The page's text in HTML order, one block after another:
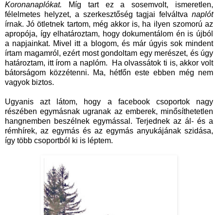
Koronanaplókat. Míg tart ez a sosemvolt, ismeretlen,
félelmetes helyzet, a szerkesztőség tagjai felváltva naplót
írnak. Jó ötletnek tartom, még akkor is, ha ilyen szomorú az
apropója, így elhatároztam, hogy dokumentálom én is újból
a napjainkat. Mivel itt a blogom, és már úgyis sok mindent
írtam magamról, ezért most gondoltam egy merészet, és úgy
határoztam, itt írom a naplóm. Ha olvassátok ti is, akkor volt
bátorságom közzétenni. Ma, hétfőn este ebben még nem
vagyok biztos.
Ugyanis azt látom, hogy a facebook csoportok nagy
részében egymásnak ugranak az emberek, minősíthetetlen
hangnemben beszélnek egymással. Terjednek az ál- és a
rémhírek, az egymás és az egymás anyukájának szidása,
így több csoportból ki is léptem.